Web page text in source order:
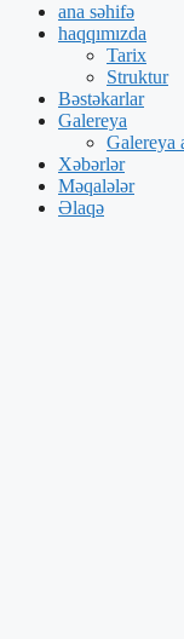
ana səhifə
haqqımızda
Tarix
Struktur
Bəstəkarlar
Galereya
Galereya
Xəbərlər
Məqalələr
Əlaqə